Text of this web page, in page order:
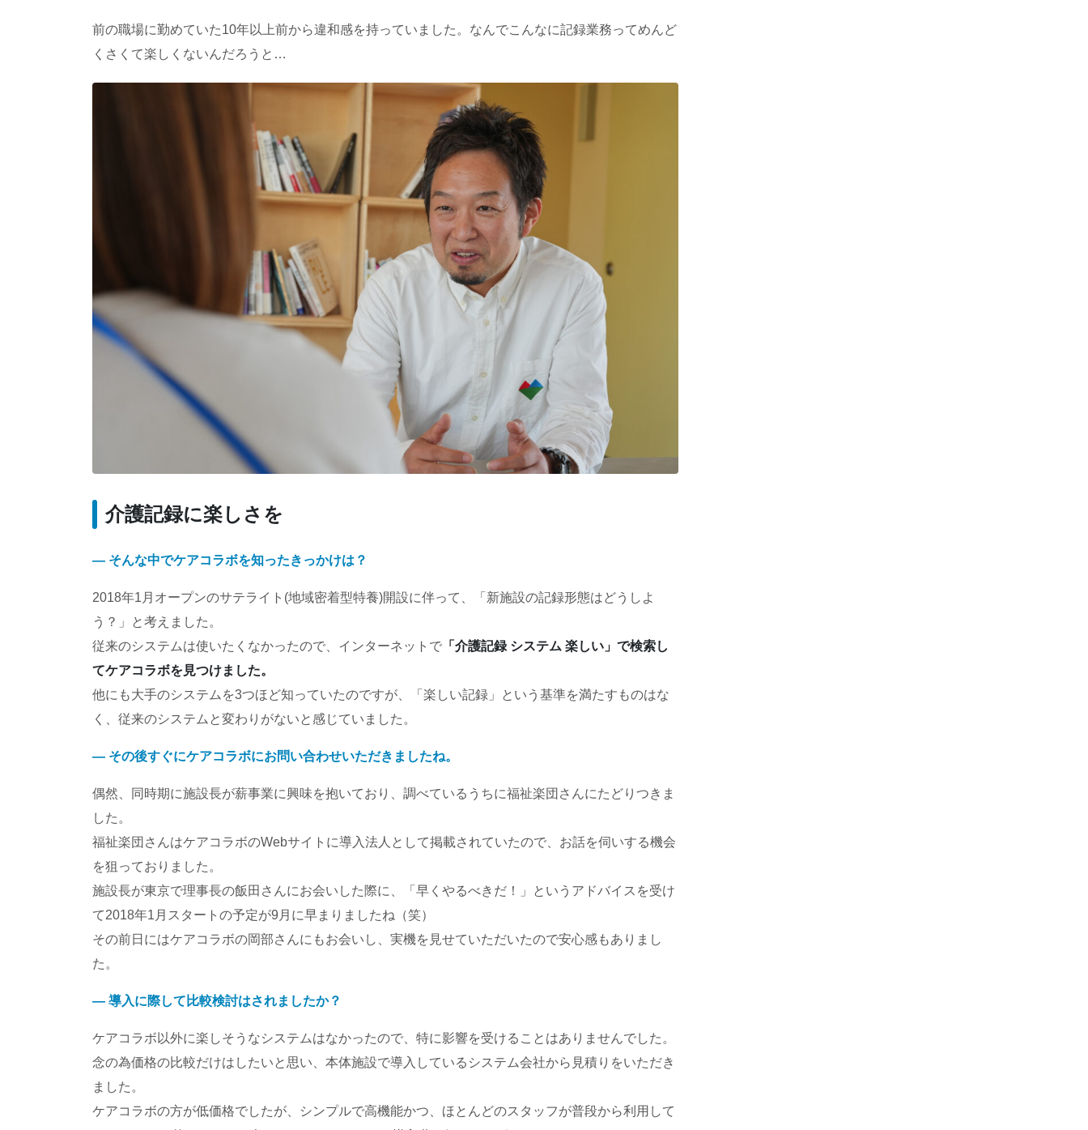
前の職場に勤めていた10年以上前から違和感を持っていました。なんでこんなに記録業務ってめんど
くさくて楽しくないんだろうと…
介護記録に楽しさを
― そんな中でケアコラボを知ったきっかけは？
2018年1月オープンのサテライト(地域密着型特養)開設に伴って、「新施設の記録形態はどうしよ
う？」と考えました。
従来のシステムは使いたくなかったので、インターネットで 「介護記録 システム 楽しい」で検索し
てケアコラボを見つけました。
他にも大手のシステムを3つほど知っていたのですが、「楽しい記録」という基準を満たすものはな
く、従来のシステムと変わりがないと感じていました。
― その後すぐにケアコラボにお問い合わせいただきましたね。
偶然、同時期に施設長が薪事業に興味を抱いており、調べているうちに福祉楽団さんにたどりつきま
した。
福祉楽団さんはケアコラボのWebサイトに導入法人として掲載されていたので、お話を伺いする機会
を狙っておりました。
施設長が東京で理事長の飯田さんにお会いした際に、「早くやるべきだ！」というアドバイスを受け
て2018年1月スタートの予定が9月に早まりましたね（笑）
その前日にはケアコラボの岡部さんにもお会いし、実機を見せていただいたので安心感もありまし
た。
― 導入に際して比較検討はされましたか？
ケアコラボ以外に楽しそうなシステムはなかったので、特に影響を受けることはありませんでした。
念の為価格の比較だけはしたいと思い、本体施設で導入しているシステム会社から見積りをいただき
ました。
ケアコラボの方が低価格でしたが、シンプルで高機能かつ、ほとんどのスタッフが普段から利用して